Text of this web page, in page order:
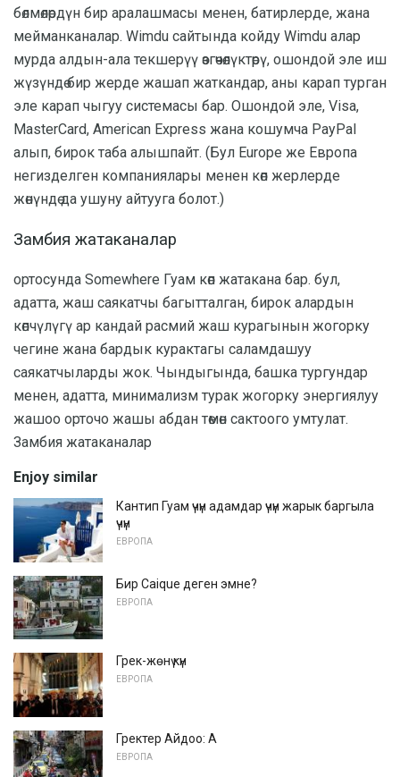
бөлмөлөрдүн бир аралашмасы менен, батирлерде, жана
мейманканалар. Wimdu сайтында койду Wimdu алар
мурда алдын-ала текшерүү өзгөчөлүктөрү, ошондой эле иш
жүзүндө бир жерде жашап жаткандар, аны карап турган
эле карап чыгуу системасы бар. Ошондой эле, Visa,
MasterCard, American Express жана кошумча PayPal
алып, бирок таба алышпайт. (Бул Europe же Европа
негизделген компаниялары менен көп жерлерде
жөнүндө да ушуну айтууга болот.)
Замбия жатаканалар
ортосунда Somewhere Гуам көп жатакана бар. бул,
адатта, жаш саякатчы багытталган, бирок алардын
көпчүлүгү ар кандай расмий жаш курагынын жогорку
чегине жана бардык курактагы саламдашуу
саякатчыларды жок. Чындыгында, башка тургундар
менен, адатта, минимализм турак жогорку энергиялуу
жашоо орточо жашы абдан төмөн сактоого умтулат.
Замбия жатаканалар
Enjoy similar
Кантип Гуам үчүн адамдар үчүн жарык баргыла
үчүн
ЕВРОПА
Бир Caique деген эмне?
ЕВРОПА
Грек-жөнү күн
ЕВРОПА
Гректер Айдоо: А
ЕВРОПА